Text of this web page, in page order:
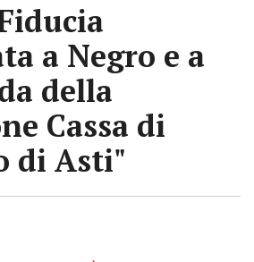
a Negro e a
della
Cassa di
di Asti"